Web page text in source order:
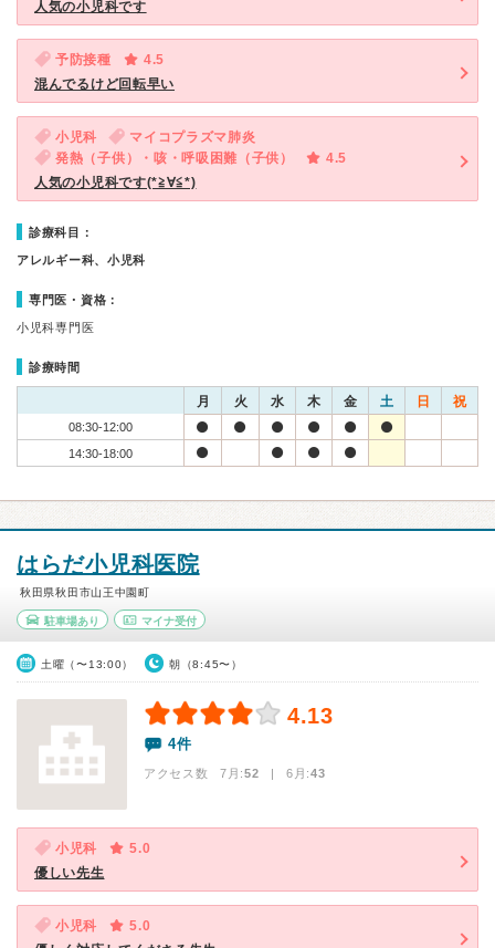
人気の小児科です
予防接種
4.5
混んでるけど回転早い
小児科
マイコプラズマ肺炎
発熱（子供）・咳・呼吸困難（子供）
4.5
人気の小児科です(*≧∀≦*)
診療科目：
アレルギー科、小児科
専門医・資格：
小児科専門医
診療時間
月 火 水 木 金 土 日 祝
08:30-12:00
14:30-18:00
はらだ小児科医院
秋田県秋田市山王中園町
駐車場あり マイナ受付
土曜（〜13:00） 朝（8:45〜）
4.13
4件
アクセス数 7月:52 | 6月:43
小児科
5.0
優しい先生
小児科
5.0